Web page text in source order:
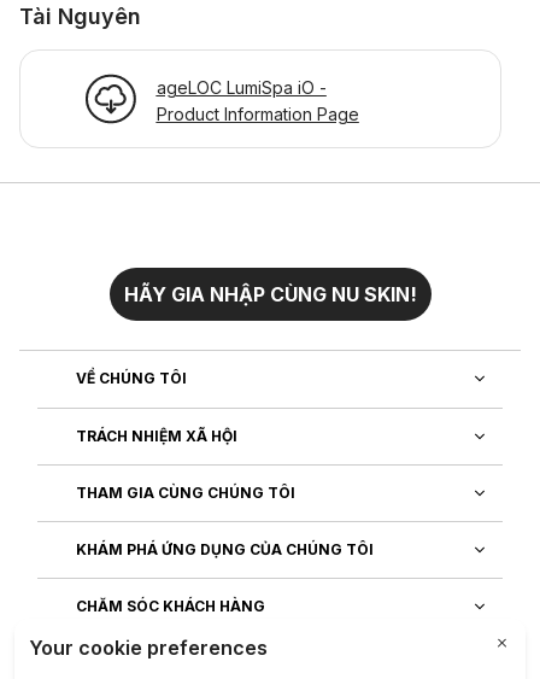
Tài Nguyên
ageLOC LumiSpa iO -
Product Information Page
HÃY GIA NHẬP CÙNG NU SKIN!
VỀ CHÚNG TÔI
TRÁCH NHIỆM XÃ HỘI
THAM GIA CÙNG CHÚNG TÔI
KHÁM PHÁ ỨNG DỤNG CỦA CHÚNG TÔI
CHĂM SÓC KHÁCH HÀNG